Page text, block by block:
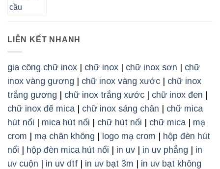
LIÊN KẾT NHANH
gia công chữ inox | chữ inox | chữ inox sơn | chữ
inox vàng gương | chữ inox vàng xước | chữ inox
trắng gương | chữ inox trắng xước | chữ inox đen |
chữ inox đế mica | chữ inox sáng chân | chữ mica
hút nổi | mica hút nổi | chữ hút nổi | chữ mica | mạ
crom | mạ chân không | logo mạ crom | hộp đèn hút
nổi | hộp đèn mica hút nổi | in uv | in uv phẳng | in
uv cuộn | in uv dtf | in uv bạt 3m | in uv bạt không